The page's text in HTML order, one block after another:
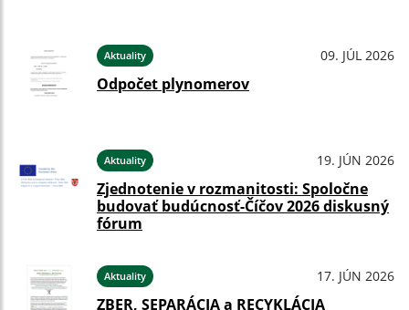
Aktuality 09. JÚL 2026
Odpočet plynomerov
Aktuality 19. JÚN 2026
Zjednotenie v rozmanitosti: Spoločne
budovať budúcnosť-Číčov 2026 diskusný
fórum
Aktuality 17. JÚN 2026
ZBER, SEPARÁCIA a RECYKLÁCIA